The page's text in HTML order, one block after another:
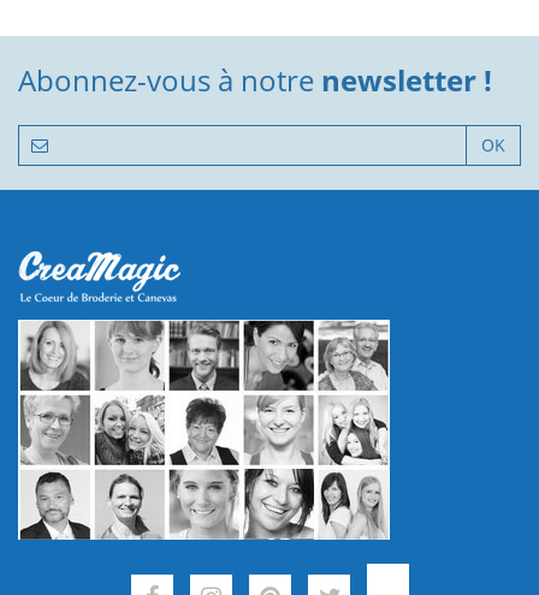
Abonnez-vous à notre newsletter !
OK